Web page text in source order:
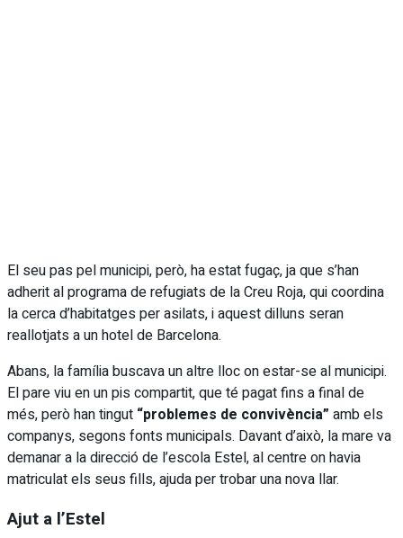
El seu pas pel municipi, però, ha estat fugaç, ja que s’han
adherit al programa de refugiats de la Creu Roja, qui coordina
la cerca d’habitatges per asilats, i aquest dilluns seran
reallotjats a un hotel de Barcelona.
Abans, la família buscava un altre lloc on estar-se al municipi.
El pare viu en un pis compartit, que té pagat fins a final de
més, però han tingut “problemes de convivència” amb els
companys, segons fonts municipals. Davant d’això, la mare va
demanar a la direcció de l’escola Estel, al centre on havia
matriculat els seus fills, ajuda per trobar una nova llar.
Ajut a l’Estel